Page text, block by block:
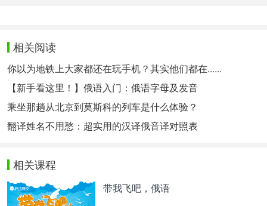
相关阅读
你以为地铁上大家都还在玩手机？其实他们都在......
【新手看这里！】俄语入门：俄语字母及发音
乘坐那趟从北京到莫斯科的列车是什么体验？
翻译姓名不用愁：超实用的汉译俄音译对照表
相关课程
带我飞吧，俄语